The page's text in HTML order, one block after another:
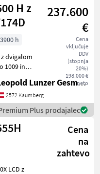
FiltriH z
237.600
€
Cena
vključuje
DDV
(stopnja
20%)
198.000 €
neto
3900 h
dvigalom
1009 in
– leto
38
avtoma
Leopold Lunzer GesmbH
2572 Kaumberg
Plus prodajalec
Cena
na
zahtevo
LCD z